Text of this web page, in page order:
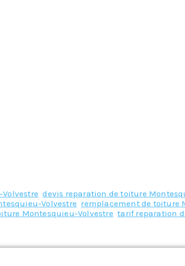
,devis reparation de toiture
Volvestre remplacement de toiture
Montesquieu-Volvestre ,tarif reparation